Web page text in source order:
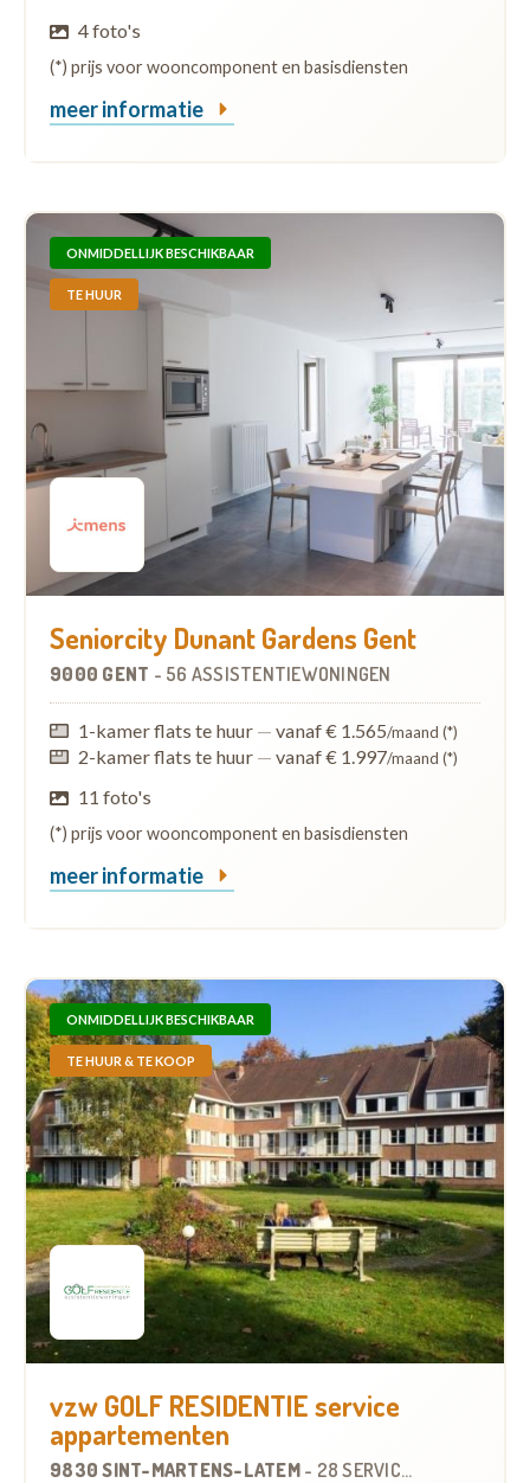
4 foto's
(*) prijs voor wooncomponent en basisdiensten
meer informatie
ONMIDDELLIJK BESCHIKBAAR
TE HUUR
Seniorcity Dunant Gardens Gent
9000 GENT - 56 ASSISTENTIEWONINGEN
1-kamer flats te huur — vanaf € 1.565/maand (*)
2-kamer flats te huur — vanaf € 1.997/maand (*)
11 foto's
(*) prijs voor wooncomponent en basisdiensten
meer informatie
ONMIDDELLIJK BESCHIKBAAR
TE HUUR & TE KOOP
vzw GOLF RESIDENTIE service
appartementen
9830 SINT-MARTENS-LATEM - 28 SERVICEFLATS